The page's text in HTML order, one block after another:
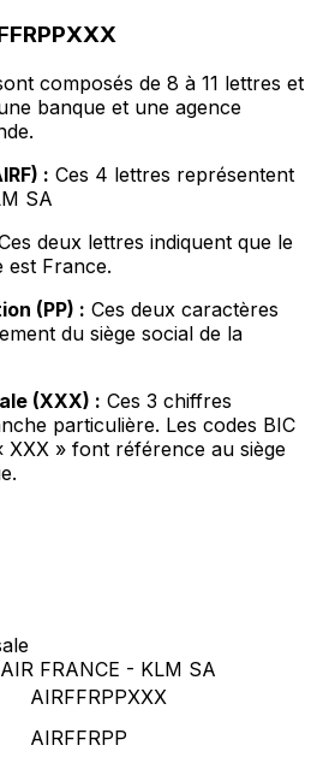
composés de 8 à 11 lettres et
banque et une agence
: Ces 4 lettres représentent
SA
deux lettres indiquent que le
est France.
(PP) : Ces deux caractères
du siège social de la
(XXX) : Ces 3 chiffres
particulière. Les codes BIC
XXX » font référence au siège
FRANCE - KLM SA
AIRFFRPPXXX
AIRFFRPP